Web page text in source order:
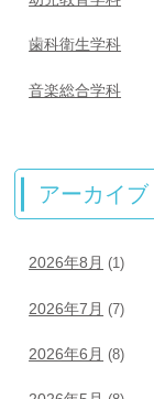
歯科衛生学科
音楽総合学科
アーカイブ
2026年8月 (1)
2026年7月 (7)
2026年6月 (8)